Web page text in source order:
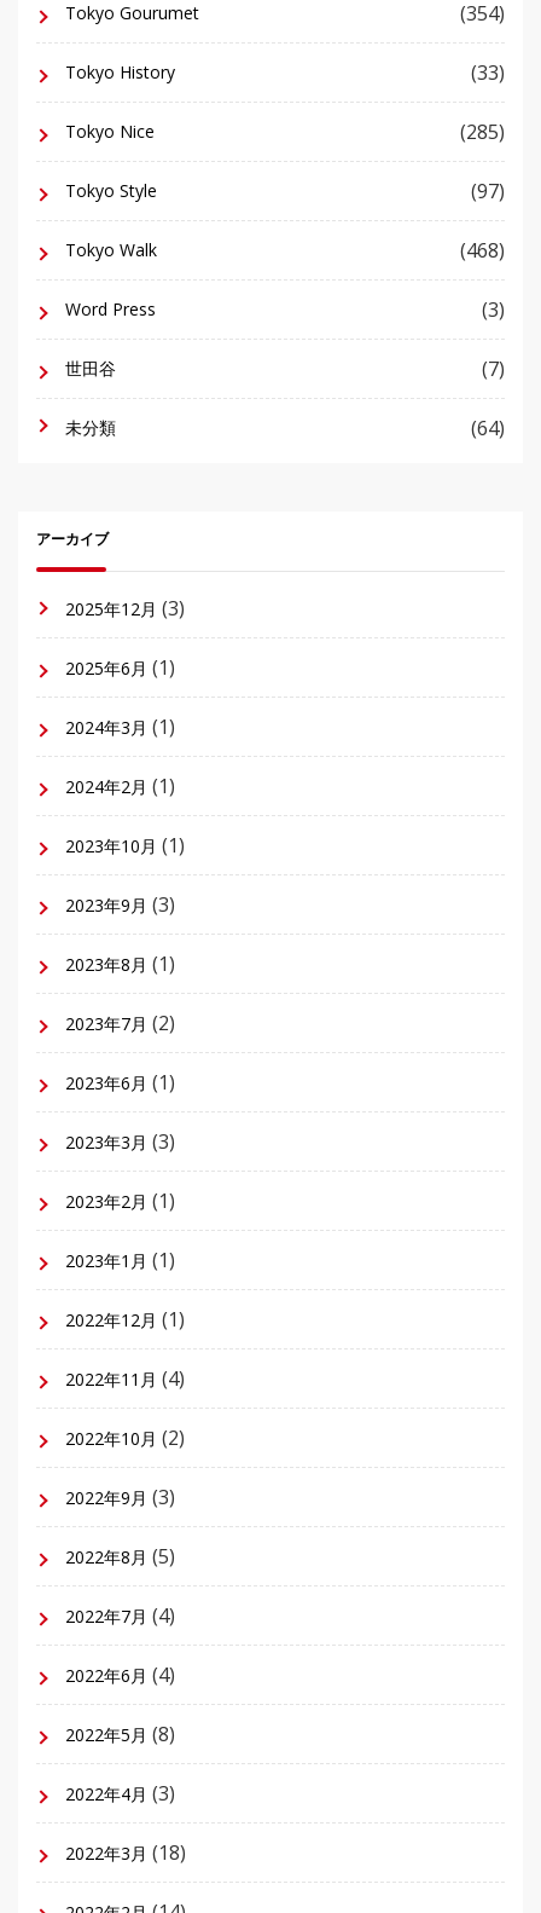
Tokyo Gourumet (354)
Tokyo History (33)
Tokyo Nice (285)
Tokyo Style (97)
Tokyo Walk (468)
Word Press (3)
世田谷 (7)
未分類 (64)
アーカイブ
2025年12月 (3)
2025年6月 (1)
2024年3月 (1)
2024年2月 (1)
2023年10月 (1)
2023年9月 (3)
2023年8月 (1)
2023年7月 (2)
2023年6月 (1)
2023年3月 (3)
2023年2月 (1)
2023年1月 (1)
2022年12月 (1)
2022年11月 (4)
2022年10月 (2)
2022年9月 (3)
2022年8月 (5)
2022年7月 (4)
2022年6月 (4)
2022年5月 (8)
2022年4月 (3)
2022年3月 (18)